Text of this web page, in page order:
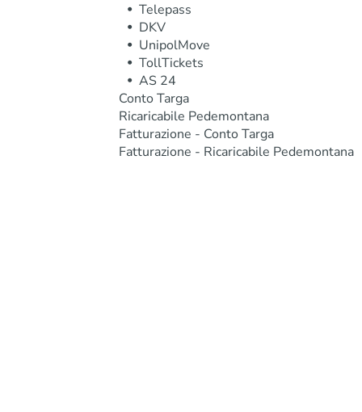
Telepass
DKV
UnipolMove
TollTickets
AS 24
Conto Targa
Ricaricabile Pedemontana
Fatturazione - Conto Targa
Fatturazione - Ricaricabile Pedemontana